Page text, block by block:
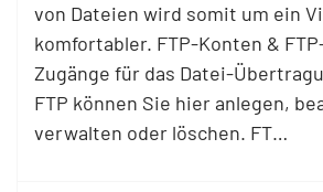
von Dateien wird somit um ein
komfortabler. FTP-Konten & FTP
Zugänge für das Datei-
FTP können Sie hier anlegen,
verwalten oder löschen. FT…